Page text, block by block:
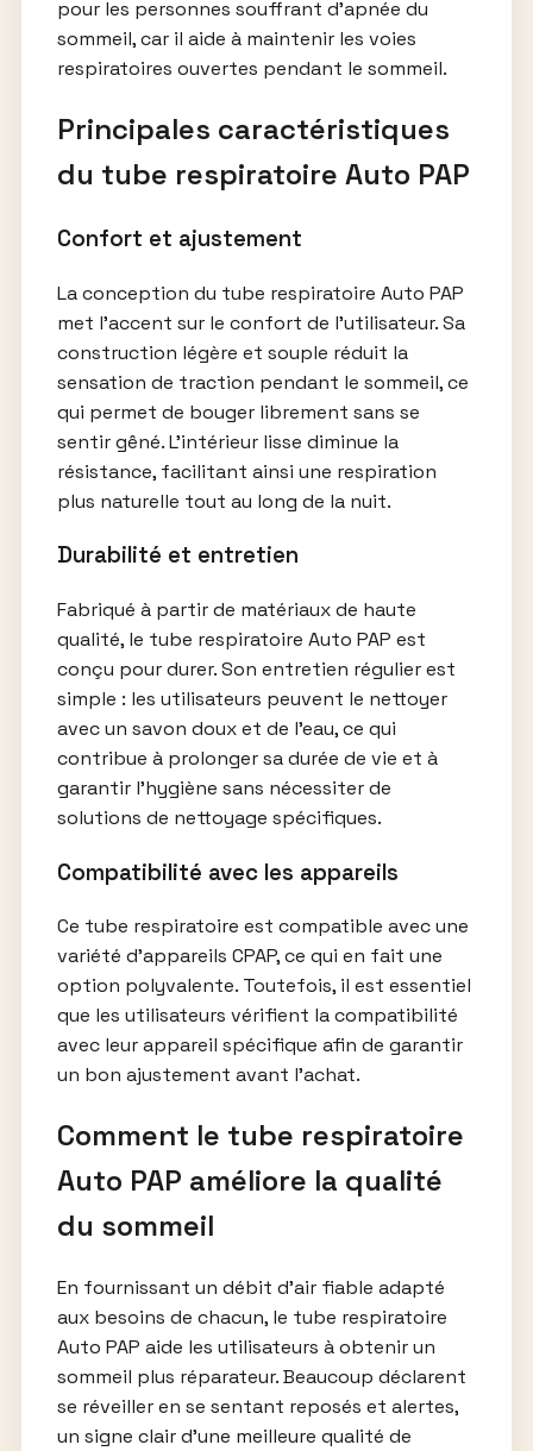
pour les personnes souffrant d’apnée du
sommeil, car il aide à maintenir les voies
respiratoires ouvertes pendant le sommeil.
Principales caractéristiques
du tube respiratoire Auto PAP
Confort et ajustement
La conception du tube respiratoire Auto PAP
met l’accent sur le confort de l’utilisateur. Sa
construction légère et souple réduit la
sensation de traction pendant le sommeil, ce
qui permet de bouger librement sans se
sentir gêné. L’intérieur lisse diminue la
résistance, facilitant ainsi une respiration
plus naturelle tout au long de la nuit.
Durabilité et entretien
Fabriqué à partir de matériaux de haute
qualité, le tube respiratoire Auto PAP est
conçu pour durer. Son entretien régulier est
simple : les utilisateurs peuvent le nettoyer
avec un savon doux et de l’eau, ce qui
contribue à prolonger sa durée de vie et à
garantir l’hygiène sans nécessiter de
solutions de nettoyage spécifiques.
Compatibilité avec les appareils
Ce tube respiratoire est compatible avec une
variété d’appareils CPAP, ce qui en fait une
option polyvalente. Toutefois, il est essentiel
que les utilisateurs vérifient la compatibilité
avec leur appareil spécifique afin de garantir
un bon ajustement avant l’achat.
Comment le tube respiratoire
Auto PAP améliore la qualité
du sommeil
En fournissant un débit d’air fiable adapté
aux besoins de chacun, le tube respiratoire
Auto PAP aide les utilisateurs à obtenir un
sommeil plus réparateur. Beaucoup déclarent
se réveiller en se sentant reposés et alertes,
un signe clair d’une meilleure qualité de